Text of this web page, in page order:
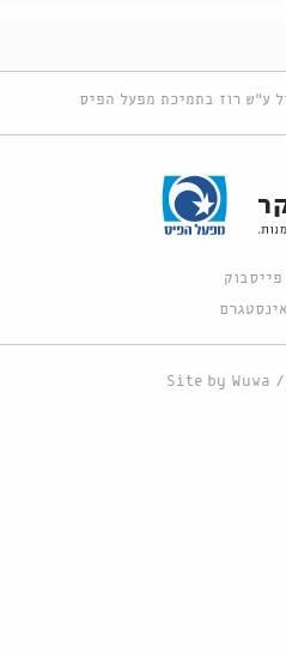
ע"ש רוז בתמיכת מפעל הפיס
פייסבוק
אינסטגרם
Site by Wuwa /